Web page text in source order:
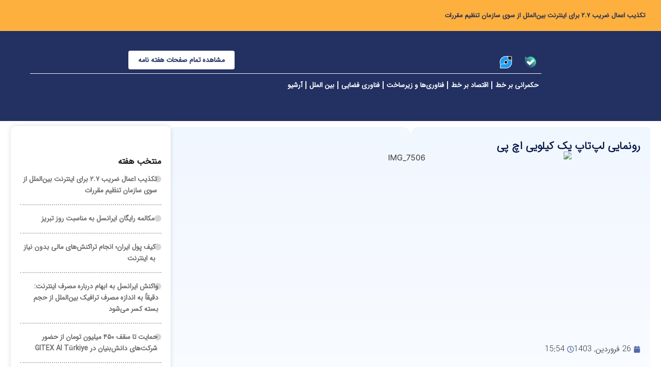
تکذیب اعمال ضریب ۲.۷ برای اینترنت بین‌الملل از سوی سازمان تنظیم مقررات
مشاهده تمام صفحات هفته نامه
حکمرانی بر خط اقتصاد بر خط فناوری‌ها و زیرساخت فناوری فضایی بین الملل آرشیو
رونمایی لپ‌تاپ یک کیلویی اچ پی
26 فروردین, 1403 15:54
منتخب هفته
تکذیب اعمال ضریب ۲.۷ برای اینترنت بین‌الملل از
سوی سازمان تنظیم مقررات
مکالمه رایگان ایرانسل به مناسبت روز تبریز
کیف پول ایران؛ انجام تراکنش‌های مالی بدون نیاز
به اینترنت
واکنش ایرانسل به ابهام درباره مصرف اینترنت:
دقیقاً به اندازه مصرف ترافیک بین‌الملل از حجم
بسته کسر می‌شود
حمایت تا سقف ۴۵۰ میلیون تومان از حضور
شرکت‌های دانش‌بنیان در GITEX AI Türkiye